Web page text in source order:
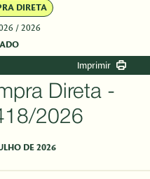
DIRETA
/ 2026
Imprimir
Direta -
2026
DE 2026